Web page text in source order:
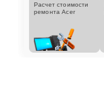
Расчет стоимости
ремонта Acer